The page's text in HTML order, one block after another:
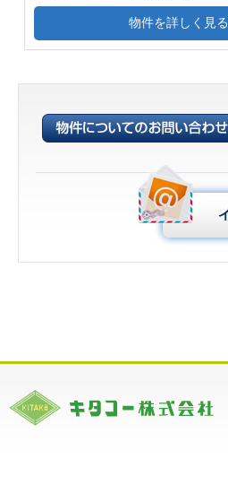
物件を詳しく見る